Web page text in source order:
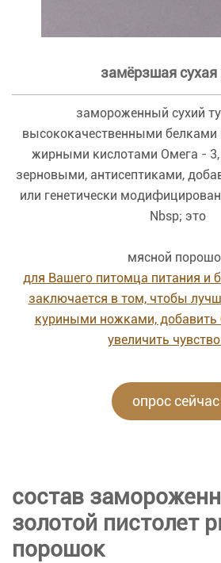
замёрзшая
замороженный сухий
высококачественными
жирными кислотами Омега - 3,
зерновыми, антисептиками,
или генетически
Nbsp; это
мясной
для Вашего питомца питания и
заключается в том, чтобы
куриными ножками, добавить
увеличить
опрос сейчас
состав
золотой пистолет
порошок